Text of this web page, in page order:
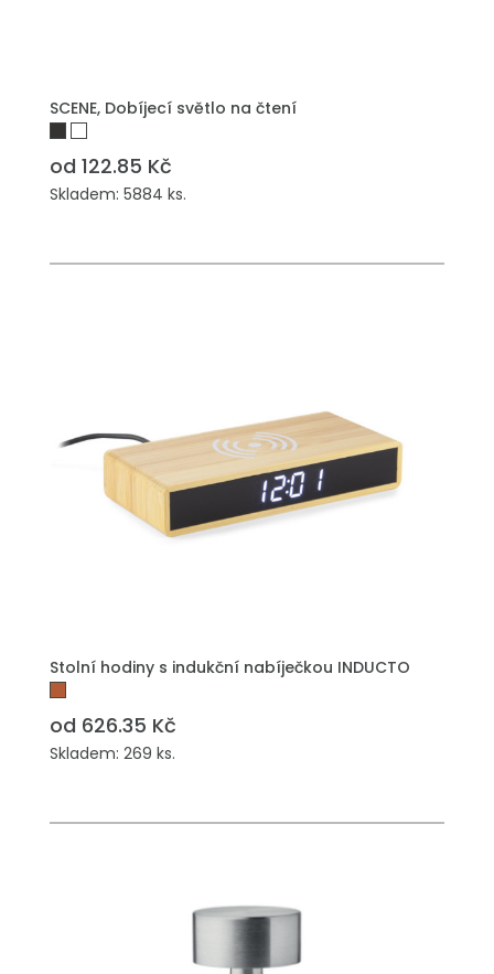
SCENE, Dobíjecí světlo na čtení
od 122.85 Kč
Skladem: 5884 ks.
Stolní hodiny s indukční nabíječkou INDUCTO
od 626.35 Kč
Skladem: 269 ks.